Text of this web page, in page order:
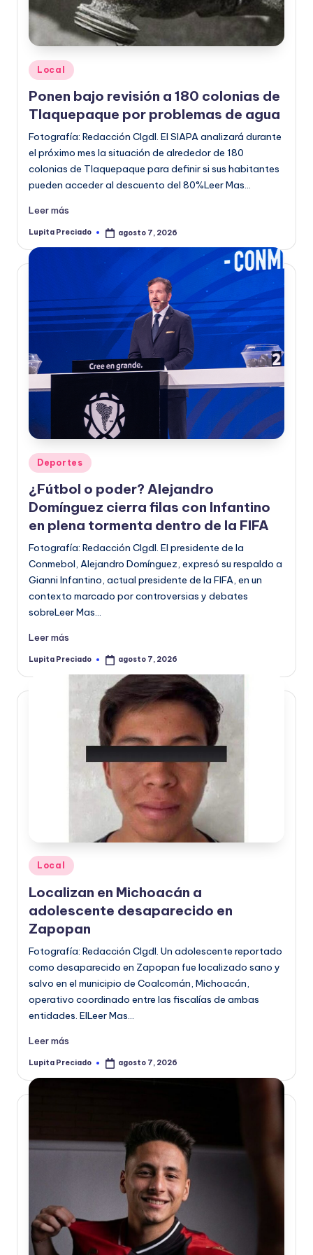
o
r
m
a
ti
v
a
Publicado
en
Local
Ponen bajo revisión a 180 colonias de
Tlaquepaque por problemas de agua
Fotografía: Redacción CIgdl. El SIAPA analizará durante
el próximo mes la situación de alrededor de 180
colonias de Tlaquepaque para definir si sus habitantes
pueden acceder al descuento del 80%Leer Mas…
Leer más
Publicado
Lupita Preciado agosto 7, 2026
Publicado
en
Deportes
¿Fútbol o poder? Alejandro
Domínguez cierra filas con Infantino
en plena tormenta dentro de la FIFA
Fotografía: Redacción CIgdl. El presidente de la
Conmebol, Alejandro Domínguez, expresó su respaldo a
Gianni Infantino, actual presidente de la FIFA, en un
contexto marcado por controversias y debates
sobreLeer Mas…
Leer más
Publicado
Lupita Preciado agosto 7, 2026
Publicado
en
Local
Localizan en Michoacán a
adolescente desaparecido en
Zapopan
Fotografía: Redacción CIgdl. Un adolescente reportado
como desaparecido en Zapopan fue localizado sano y
salvo en el municipio de Coalcomán, Michoacán,
operativo coordinado entre las fiscalías de ambas
entidades. ElLeer Mas…
Leer más
Publicado
Lupita Preciado agosto 7, 2026